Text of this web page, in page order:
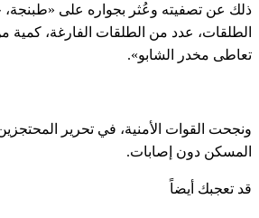
ذلك عن تصفيته وعُثر بجواره على «طبنجة،
الطلقات، عدد من الطلقات الفارغة، كمية
تعاطى مخدر الشابو».
ونجحت القوات الأمنية، في تحرير
المسكن دون إصابات.
قد تعجبك أيضاً